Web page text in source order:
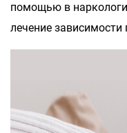
помощью в
лечение